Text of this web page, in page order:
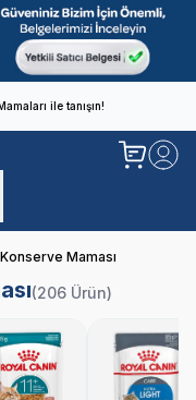
ile tanışın!
Maması
(206 Ürün)